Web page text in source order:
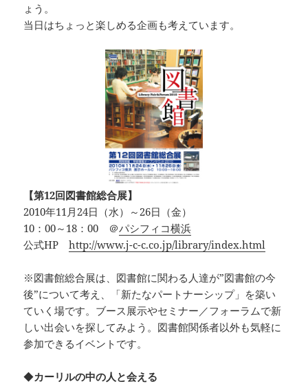
ょう。
当日はちょっと楽しめる企画も考えています。
【第12回図書館総合展】
2010年11月24日（水）～26日（金）
10：00～18：00 ＠パシフィコ横浜
公式HPhttp://www.j-c-c.co.jp/library/index.html
※図書館総合展は、図書館に関わる人達が”図書館の今
後”について考え、「新たなパートナーシップ」を築い
ていく場です。ブース展示やセミナー／フォーラムで新
しい出会いを探してみよう。図書館関係者以外も気軽に
参加できるイベントです。
◆カーリルの中の人と会える